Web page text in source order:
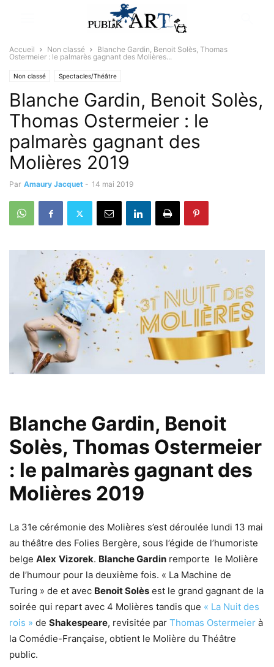
Accueil Non classé
Blanche Gardin, Benoit Solès, Thomas
Ostermeier : le palmarès gagnant des Molières...
Non classé Spectacles/Théâtre
Blanche Gardin, Benoit Solès,
Thomas Ostermeier : le
palmarès gagnant des
Molières 2019
Par Amaury Jacquet - 14 mai 2019
Blanche Gardin, Benoit
Solès, Thomas Ostermeier
: le palmarès gagnant des
Molières 2019
La 31e cérémonie des Molières s’est déroulée lundi 13 mai
au théâtre des Folies Bergère, sous l’égide de l’humoriste
belge Alex Vizorek. Blanche Gardin remporte le Molière
de l’humour pour la deuxième fois. « La Machine de
Turing » de et avec Benoit Solès est le grand gagnant de la
soirée qui repart avec 4 Molières tandis que « La Nuit des
rois » de Shakespeare, revisitée par Thomas Ostermeier à
la Comédie-Française, obtient le Molière du Théâtre
public.